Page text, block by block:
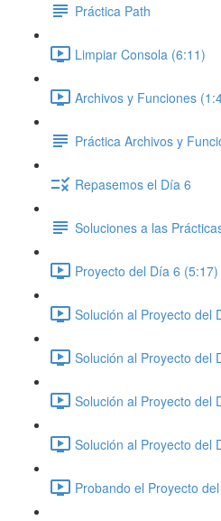
Práctica Path
Limpiar Consola (6:11)
Archivos y Funciones
Práctica Archivos y
Repasemos el Día 6
Soluciones a las
Proyecto del Día 6 (5:17)
Solución al Proyecto del
Solución al Proyecto del
Solución al Proyecto del
Solución al Proyecto del
Probando el Proyecto